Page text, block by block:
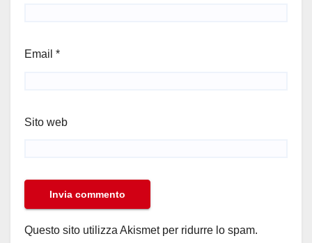
Email *
Sito web
Questo sito utilizza Akismet per ridurre lo spam.